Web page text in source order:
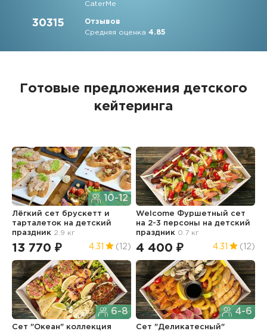
CaterMe
30315
Отзывов
Средняя оценка4.85
Готовые предложения детского
кейтеринга
10-12
Лёгкий сет брускетт и
тарталеток на детский
праздник 2.9 кг
13 770 ₽ 4.31 (12)
Welcome Фуршетный сет
на 2-3 персоны на детский
праздник 0.7 кг
4 400 ₽ 4.31 (12)
6-8
Сет "Океан" коллекция
4-6
Сет "Деликатесный"